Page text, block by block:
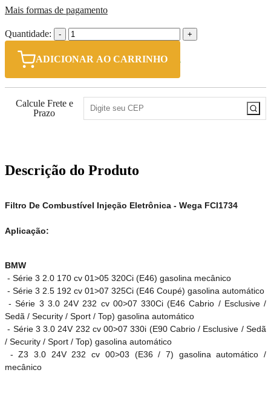
Mais formas de pagamento
Quantidade: - +
ADICIONAR AO CARRINHO
Calcule Frete e
Prazo
Descrição do Produto
Filtro De Combustível Injeção Eletrônica - Wega FCI1734
Aplicação:
BMW
- Série 3 2.0 170 cv 01>05 320Ci (E46) gasolina mecânico
- Série 3 2.5 192 cv 01>07 325Ci (E46 Coupé) gasolina automático
- Série 3 3.0 24V 232 cv 00>07 330Ci (E46 Cabrio / Esclusive /
Sedã / Security / Sport / Top) gasolina automático
- Série 3 3.0 24V 232 cv 00>07 330i (E90 Cabrio / Esclusive / Sedã
/ Security / Sport / Top) gasolina automático
- Z3 3.0 24V 232 cv 00>03 (E36 / 7) gasolina automático /
mecânico